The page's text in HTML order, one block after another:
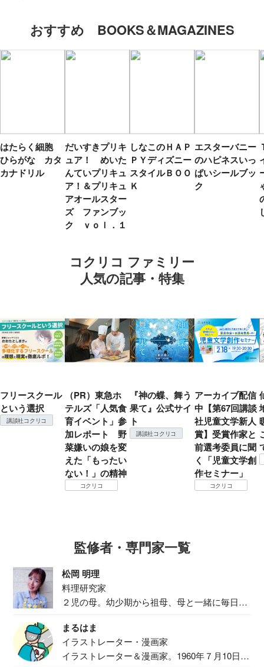
おすすめ BOOKS＆MAGAZINES
はたらく細胞
ひらがな カタ
カナドリル
だいすきプリキ
ュア！ めいた
んていプリキュ
ア！＆プリキュ
アオールスター
ズ ファンブッ
ク ｖｏｌ．１
しなこのＨＡＰ
ＰＹディズニー
スタイルＢＯＯ
Ｋ
エスターバニー
のハピネスいっ
ぱいシールブッ
ク
コクリコ ファミリー
人気の記事・特集
フリースクール
という選択
講談社コクリコ
（PR）東急ホ
テルズ「人気食
育イベント」参
加レポート 野
菜嫌いの娘を変
えた「もったい
ない！」の精神
コクリコ
『神の蝶、舞う
果て』公式サイ
ト
講談社コクリコ
アーカイブ配信
中【第67回講談
社児童文学新人
賞】受賞作家と
前選考委員に聞
く「児童文学創
作セミナー」
コクリコ
監修者・専門家一覧
松岡 明理
料理研究家
２児の母。幼少期から祖母、母と一緒に毎日の
まるはま
イラストレーター・漫画家
イラストレーター＆漫画家。1960年７月10日生